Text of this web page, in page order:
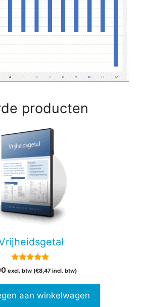
producten
5.00
van 5
excl. btw (€8,47incl. btw)
aan winkelwagen